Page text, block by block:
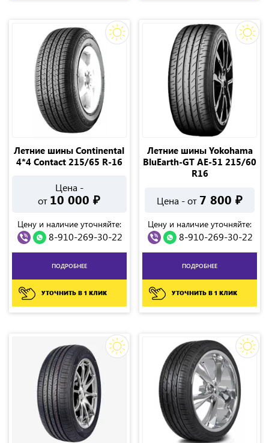
Летние шины Continental
4*4 Contact 215/65 R-16
Цена -
от 10 000 ₽
Цену и наличие уточняйте:
8-910-269-30-22
ПОДРОБНЕЕ
УТОЧНИТЬ В 1 КЛИК
Летние шины Yokohama
BluEarth-GT AE-51 215/60
R16
Цена - от 7 800 ₽
Цену и наличие уточняйте:
8-910-269-30-22
ПОДРОБНЕЕ
УТОЧНИТЬ В 1 КЛИК